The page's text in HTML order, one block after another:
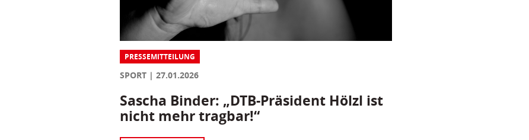
PRESSEMITTEILUNG
SPORT 27.01.2026
Sascha Binder: „DTB-Präsident Hölzl ist
nicht mehr tragbar!“